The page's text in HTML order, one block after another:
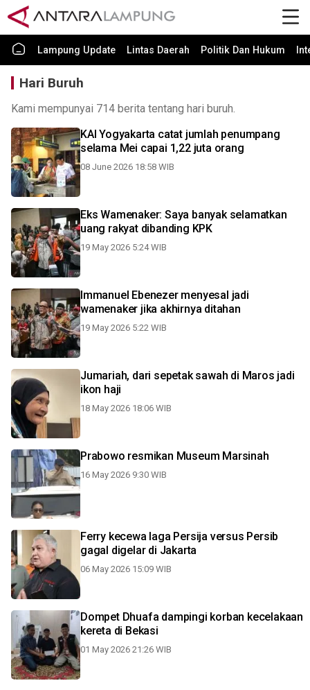
Lampung Update Lintas Daerah Politik Dan Hukum
Hari Buruh
Kami mempunyai 714 berita tentang hari buruh.
KAI Yogyakarta catat jumlah penumpang
selama Mei capai 1,22 juta orang
08 June 2026 18:58 WIB
Eks Wamenaker: Saya banyak selamatkan
uang rakyat dibanding KPK
19 May 2026 5:24 WIB
Immanuel Ebenezer menyesal jadi
wamenaker jika akhirnya ditahan
19 May 2026 5:22 WIB
Jumariah, dari sepetak sawah di Maros jadi
ikon haji
18 May 2026 18:06 WIB
Prabowo resmikan Museum Marsinah
16 May 2026 9:30 WIB
Ferry kecewa laga Persija versus Persib
gagal digelar di Jakarta
06 May 2026 15:09 WIB
Dompet Dhuafa dampingi korban kecelakaan
kereta di Bekasi
01 May 2026 21:26 WIB